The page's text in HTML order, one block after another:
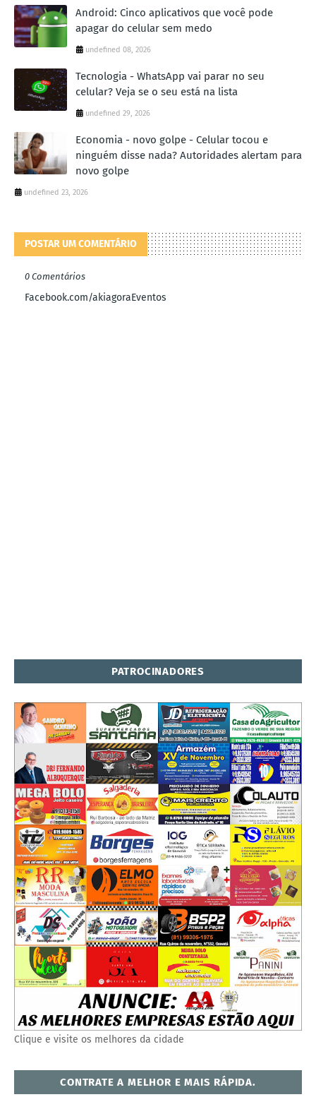
Android: Cinco aplicativos que você pode
apagar do celular sem medo
undefined 08, 2026
Tecnologia - WhatsApp vai parar no seu
celular? Veja se o seu está na lista
undefined 29, 2026
Economia - novo golpe - Celular tocou e
ninguém disse nada? Autoridades alertam para
novo golpe
undefined 23, 2026
POSTAR UM COMENTÁRIO
0 Comentários
Facebook.com/akiagoraEventos
PATROCINADORES
Clique e visite os melhores da cidade
CONTRATE A MELHOR E MAIS RÁPIDA.